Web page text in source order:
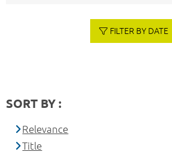
FILTER BY DATE
SORT BY :
Relevance
Title